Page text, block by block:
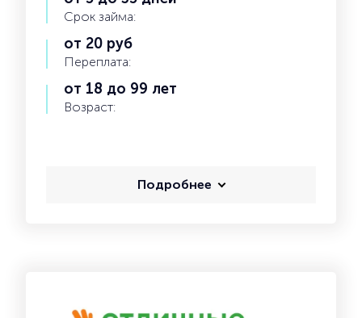
Срок займа:
от 20 руб
Переплата:
от 18 до 99 лет
Возраст:
Подробнее